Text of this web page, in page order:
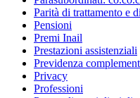
Parità di trattamento e
Pensioni
Premi Inail
Prestazioni assistenziali
Previdenza
Privacy
Professioni